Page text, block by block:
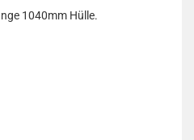
1040mm Hülle.